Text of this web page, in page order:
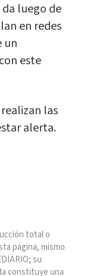
luego de
en redes
un
este
las
alerta.
total o
página, mismo
su
constituye una